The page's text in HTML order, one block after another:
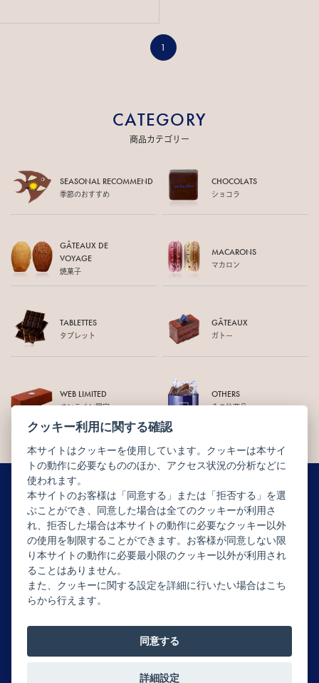
1
CATEGORY
商品カテゴリー
SEASONAL RECOMMEND
季節のおすすめ
CHOCOLATS
ショコラ
GÂTEAUX DE
VOYAGE
焼菓子
MACARONS
マカロン
TABLETTES
タブレット
GÂTEAUX
ガトー
WEB LIMITED
オンライン限定
OTHERS
その他商品
ニュースレター配信登録はこちら
Copyright © JEAN-PAUL HÉVIN JAPON All rights reserved.
クッキー利用に関する確認
本サイトはクッキーを使用しています。クッキーは本サイ
トの動作に必要なもののほか、アクセス状況の分析などに
使われます。
本サイトのお客様は「同意する」または「拒否する」を選
ぶことができ、同意した場合は全てのクッキーが利用さ
れ、拒否した場合は本サイトの動作に必要なクッキー以外
の使用を制限することができます。お客様が同意しない限
り本サイトの動作に必要最小限のクッキー以外が利用され
ることはありません。
また、クッキーに関する設定を詳細に行いたい場合はこち
らから行えます。
同意する
詳細設定